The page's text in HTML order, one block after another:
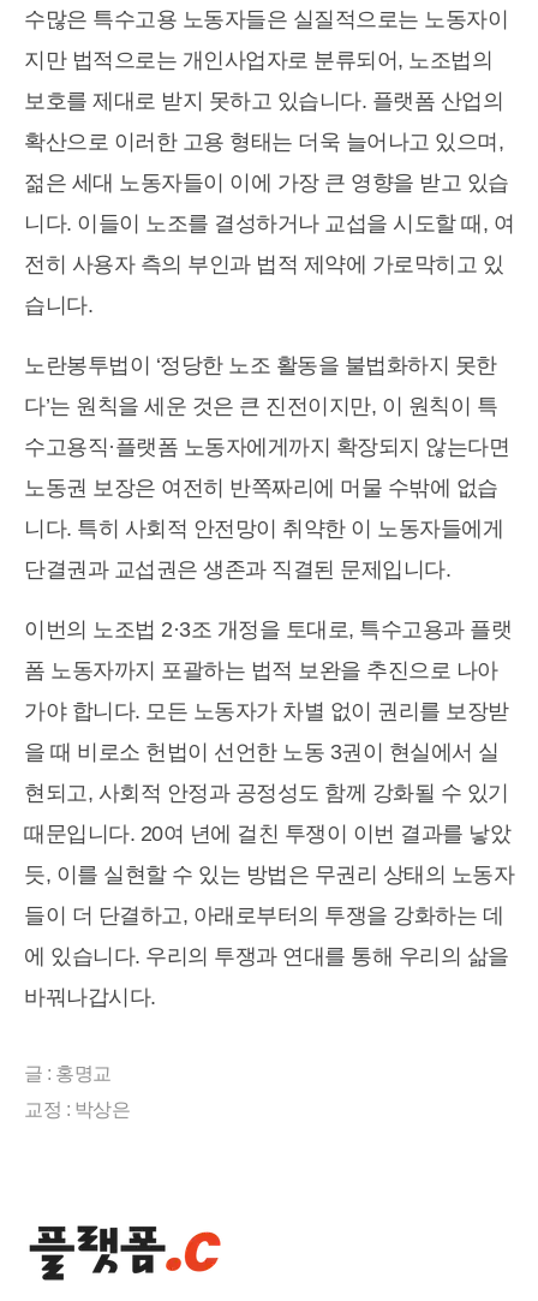
수많은 특수고용 노동자들은 실질적으로는 노동자이
지만 법적으로는 개인사업자로 분류되어, 노조법의
보호를 제대로 받지 못하고 있습니다. 플랫폼 산업의
확산으로 이러한 고용 형태는 더욱 늘어나고 있으며,
젊은 세대 노동자들이 이에 가장 큰 영향을 받고 있습
니다. 이들이 노조를 결성하거나 교섭을 시도할 때, 여
전히 사용자 측의 부인과 법적 제약에 가로막히고 있
습니다.
노란봉투법이 ‘정당한 노조 활동을 불법화하지 못한
다’는 원칙을 세운 것은 큰 진전이지만, 이 원칙이 특
수고용직·플랫폼 노동자에게까지 확장되지 않는다면
노동권 보장은 여전히 반쪽짜리에 머물 수밖에 없습
니다. 특히 사회적 안전망이 취약한 이 노동자들에게
단결권과 교섭권은 생존과 직결된 문제입니다.
이번의 노조법 2·3조 개정을 토대로, 특수고용과 플랫
폼 노동자까지 포괄하는 법적 보완을 추진으로 나아
가야 합니다. 모든 노동자가 차별 없이 권리를 보장받
을 때 비로소 헌법이 선언한 노동 3권이 현실에서 실
현되고, 사회적 안정과 공정성도 함께 강화될 수 있기
때문입니다. 20여 년에 걸친 투쟁이 이번 결과를 낳았
듯, 이를 실현할 수 있는 방법은 무권리 상태의 노동자
들이 더 단결하고, 아래로부터의 투쟁을 강화하는 데
에 있습니다. 우리의 투쟁과 연대를 통해 우리의 삶을
바꿔나갑시다.
글 : 홍명교
교정 : 박상은